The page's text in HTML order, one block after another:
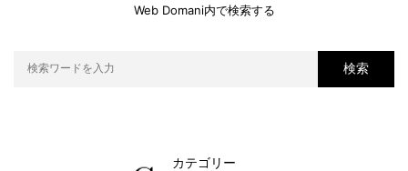
Web Domani内で検索する
検索
カテゴリー